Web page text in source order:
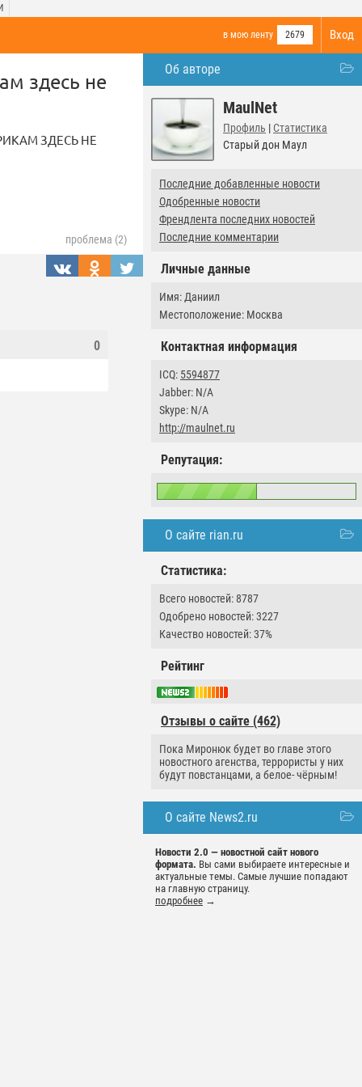
Вход
в мою ленту 2679
Об авторе
MaulNet
Профиль | Статистика
Старый дон Маул
Последние добавленные новости
Одобренные новости
Френдлента последних новостей
Последние комментарии
Личные данные
Имя: Даниил
Местоположение: Москва
Контактная информация
ICQ: 5594877
Jabber: N/A
Skype: N/A
http://maulnet.ru
Репутация:
О сайте rian.ru
Статистика:
Всего новостей: 8787
Одобрено новостей: 3227
Качество новостей: 37%
Рейтинг
Отзывы о сайте (462)
Пока Миронюк будет во главе этого
новостного агенства, террористы у них
будут повстанцами, а белое- чёрным!
О сайте News2.ru
Новости 2.0 — новостной сайт нового
формата. Вы сами выбираете интересные и
актуальные темы. Самые лучшие попадают
на главную страницу.
подробнее →
здесь не
ЗДЕСЬ НЕ
проблема (2)
0